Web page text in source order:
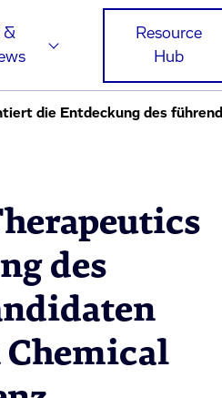
&
Resource
Hub
des
Chemical